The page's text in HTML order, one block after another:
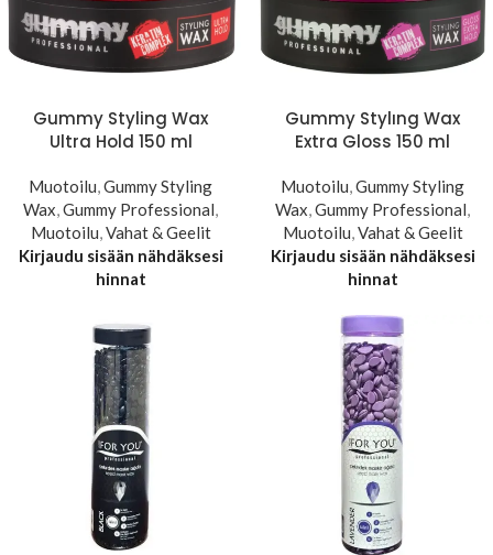
Gummy Styling Wax
Ultra Hold 150 ml
Muotoilu,Gummy Styling
Wax,Gummy Professional,
Muotoilu,Vahat & Geelit
Kirjaudu sisään nähdäksesi
hinnat
Gummy Stylıng Wax
Extra Gloss 150 ml
Muotoilu,Gummy Styling
Wax,Gummy Professional,
Muotoilu,Vahat & Geelit
Kirjaudu sisään nähdäksesi
hinnat